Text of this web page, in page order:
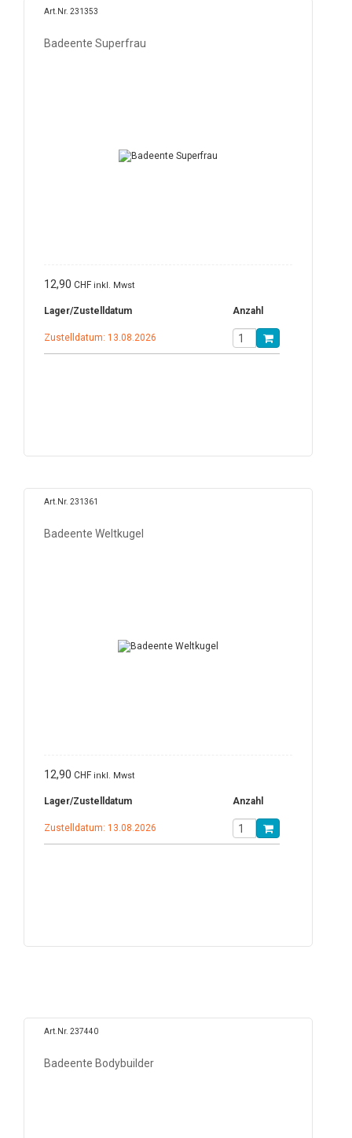
Art.Nr. 231353
Badeente Superfrau
12,90 CHF inkl. Mwst
Lager/Zustelldatum Anzahl
Zustelldatum: 13.08.2026
Art.Nr. 231361
Badeente Weltkugel
12,90 CHF inkl. Mwst
Lager/Zustelldatum Anzahl
Zustelldatum: 13.08.2026
Art.Nr. 237440
Badeente Bodybuilder